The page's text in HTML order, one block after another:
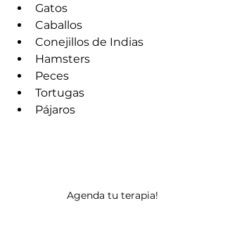
Gatos
Caballos
Conejillos de Indias
Hamsters
Peces
Tortugas
Pájaros
Agenda tu terapia!